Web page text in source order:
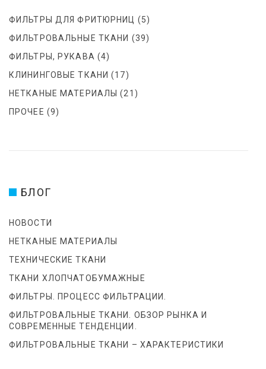
ФИЛЬТРЫ ДЛЯ ФРИТЮРНИЦ (5)
ФИЛЬТРОВАЛЬНЫЕ ТКАНИ (39)
ФИЛЬТРЫ, РУКАВА (4)
КЛИНИНГОВЫЕ ТКАНИ (17)
НЕТКАНЫЕ МАТЕРИАЛЫ (21)
ПРОЧЕЕ (9)
БЛОГ
НОВОСТИ
НЕТКАНЫЕ МАТЕРИАЛЫ
ТЕХНИЧЕСКИЕ ТКАНИ
ТКАНИ ХЛОПЧАТОБУМАЖНЫЕ
ФИЛЬТРЫ. ПРОЦЕСС ФИЛЬТРАЦИИ.
ФИЛЬТРОВАЛЬНЫЕ ТКАНИ. ОБЗОР РЫНКА И
СОВРЕМЕННЫЕ ТЕНДЕНЦИИ.
ФИЛЬТРОВАЛЬНЫЕ ТКАНИ – ХАРАКТЕРИСТИКИ